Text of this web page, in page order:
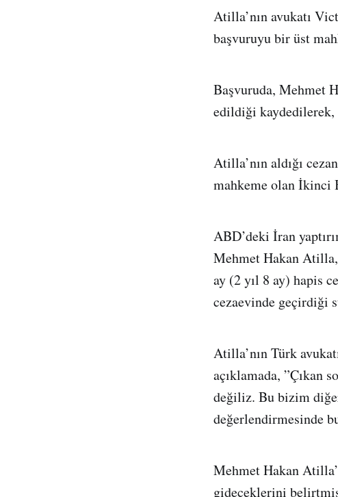
Atilla’nın avukatı
başvuruyu bir üst
Başvuruda, Mehmet
edildiği kaydedilerek,
Atilla’nın aldığı
mahkeme olan İkinci
ABD’deki İran
Mehmet Hakan Atilla,
ay (2 yıl 8 ay) hapis
cezaevinde geçirdiği
Atilla’nın Türk
açıklamada, ”Çıkan
değiliz. Bu bizim
değerlendirmesinde
Mehmet Hakan
gideceklerini